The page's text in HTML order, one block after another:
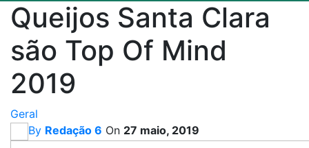
Queijos Santa Clara
são Top Of Mind
2019
Geral
By Redação 6 On 27 maio, 2019